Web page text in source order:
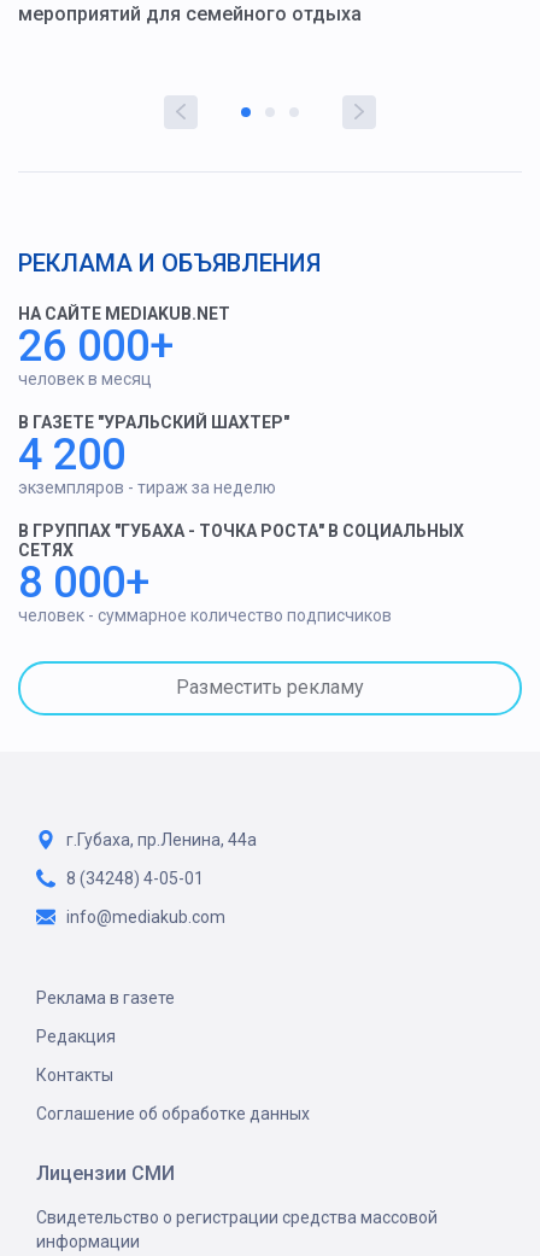
мероприятий для семейного отдыха
РЕКЛАМА И ОБЪЯВЛЕНИЯ
НА САЙТЕ MEDIAKUB.NET
26 000+
человек в месяц
В ГАЗЕТЕ "УРАЛЬСКИЙ ШАХТЕР"
4 200
экземпляров - тираж за неделю
В ГРУППАХ "ГУБАХА - ТОЧКА РОСТА" В СОЦИАЛЬНЫХ
СЕТЯХ
8 000+
человек - суммарное количество подписчиков
Разместить рекламу
г.Губаха, пр.Ленина, 44а
8 (34248) 4-05-01
info@mediakub.com
Реклама в газете
Редакция
Контакты
Соглашение об обработке данных
Лицензии СМИ
Свидетельство о регистрации средства массовой
информации